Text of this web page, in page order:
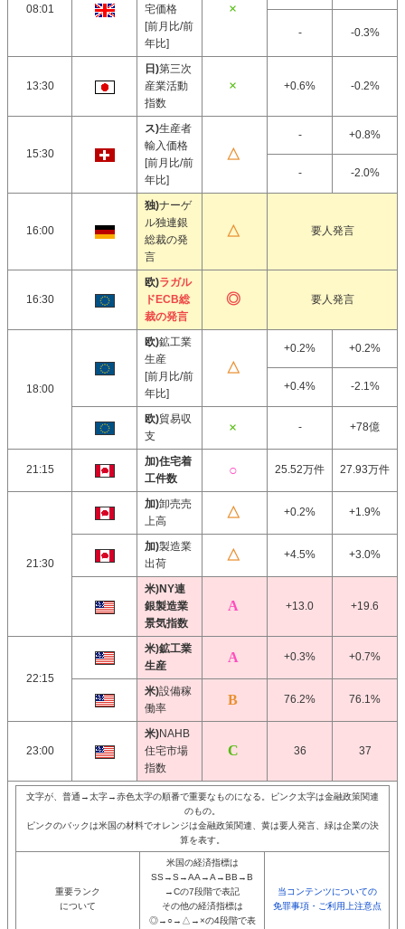
08:01
宅価格
[前月比/前
年比]
- -0.3%
13:30
日)第三次
産業活動
指数
+0.6% -0.2%
15:30
ス)生産者
輸入価格
[前月比/前
年比]
- +0.8%
- -2.0%
16:00
独)ナーゲ
ル独連銀
総裁の発
言
要人発言
16:30
欧)ラガル
ドECB総
裁の発言
要人発言
18:00
欧)鉱工業
生産
[前月比/前
年比]
+0.2% +0.2%
+0.4% -2.1%
欧)貿易収
支
- +78億
21:15
加)住宅着
工件数
25.52万件 27.93万件
21:30
加)卸売売
上高
+0.2% +1.9%
加)製造業
出荷
+4.5% +3.0%
米)NY連
銀製造業
景気指数
+13.0 +19.6
22:15
米)鉱工業
生産
+0.3% +0.7%
米)設備稼
働率
76.2% 76.1%
23:00
米)NAHB
住宅市場
指数
36 37
文字が、普通→太字→赤色太字の順番で重要なものになる。ピンク太字は金融政策関連
のもの。
ピンクのバックは米国の材料でオレンジは金融政策関連、黄は要人発言、緑は企業の決
算を表す。
重要ランク
について
米国の経済指標は
SS→S→AA→A→BB→B
→Cの7段階で表記
その他の経済指標は
◎→○→△→×の4段階で表
当コンテンツについての
免罪事項・ご利用上注意点